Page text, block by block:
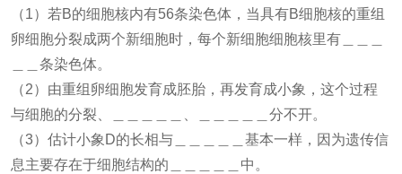
（1）若B的细胞核内有56条染色体，当具有B细胞核的重组
卵细胞分裂成两个新细胞时，每个新细胞细胞核里有＿＿＿
＿＿条染色体。
（2）由重组卵细胞发育成胚胎，再发育成小象，这个过程
与细胞的分裂、＿＿＿＿＿、＿＿＿＿＿分不开。
（3）估计小象D的长相与＿＿＿＿＿基本一样，因为遗传信
息主要存在于细胞结构的＿＿＿＿＿中。